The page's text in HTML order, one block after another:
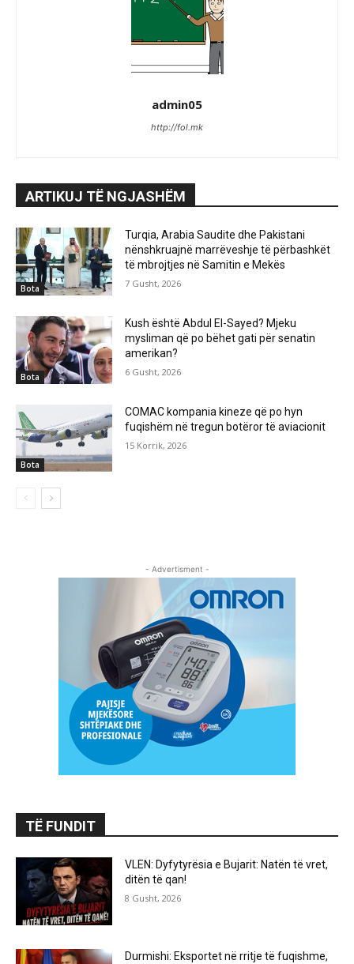
admin05
http://fol.mk
ARTIKUJ TË NGJASHËM
Bota
Turqia, Arabia Saudite dhe Pakistani
nënshkruajnë marrëveshje të përbashkët
të mbrojtjes në Samitin e Mekës
7 Gusht, 2026
Bota
Kush është Abdul El-Sayed? Mjeku
mysliman që po bëhet gati për senatin
amerikan?
6 Gusht, 2026
Bota
COMAC kompania kineze që po hyn
fuqishëm në tregun botëror të aviacionit
15 Korrik, 2026
- Advertisment -
TË FUNDIT
VLEN: Dyfytyrësia e Bujarit: Natën të vret,
ditën të qan!
8 Gusht, 2026
Durmishi: Eksportet në rritje të fuqishme,